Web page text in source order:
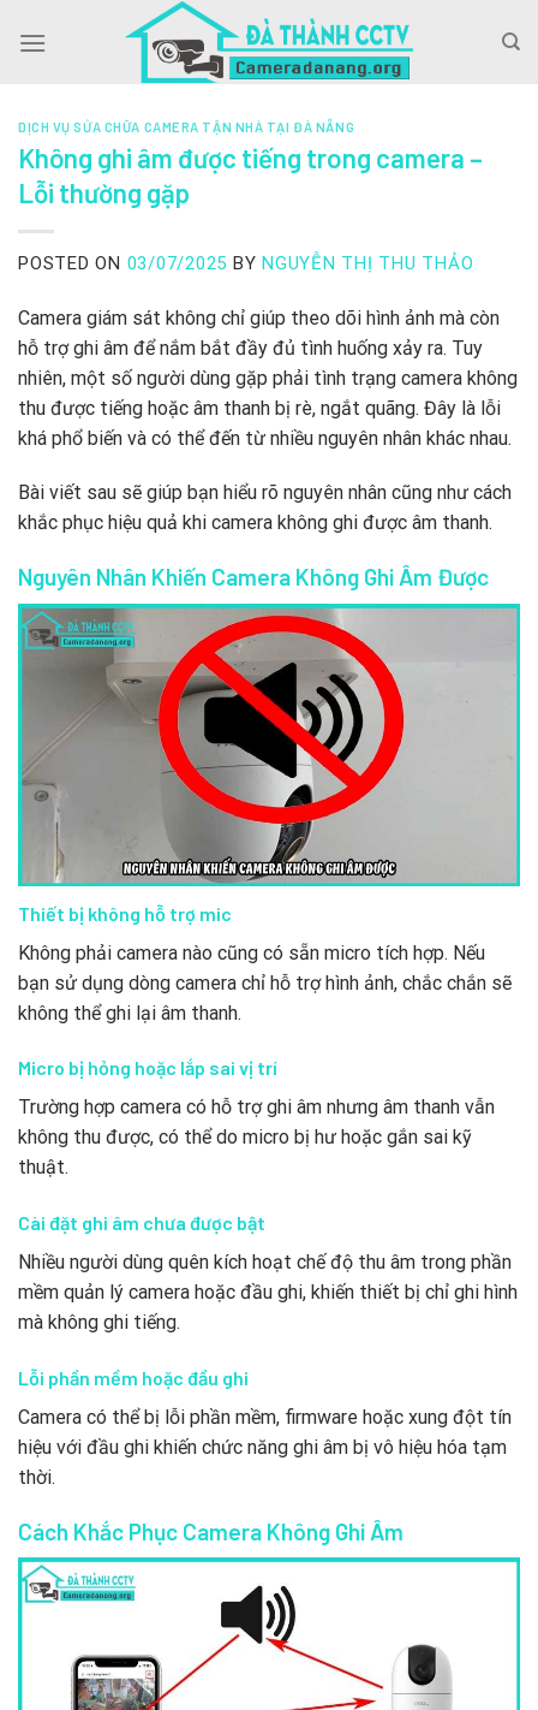
DỊCH VỤ SỬA CHỮA CAMERA TẬN NHÀ TẠI ĐÀ NẴNG
Không ghi âm được tiếng trong camera –
Lỗi thường gặp
POSTED ON 03/07/2025 BY NGUYỄN THỊ THU THẢO
Camera giám sát không chỉ giúp theo dõi hình ảnh mà còn
hỗ trợ ghi âm để nắm bắt đầy đủ tình huống xảy ra. Tuy
nhiên, một số người dùng gặp phải tình trạng camera không
thu được tiếng hoặc âm thanh bị rè, ngắt quãng. Đây là lỗi
khá phổ biến và có thể đến từ nhiều nguyên nhân khác nhau.
Bài viết sau sẽ giúp bạn hiểu rõ nguyên nhân cũng như cách
khắc phục hiệu quả khi camera không ghi được âm thanh.
Nguyên Nhân Khiến Camera Không Ghi Âm Được
Thiết bị không hỗ trợ mic
Không phải camera nào cũng có sẵn micro tích hợp. Nếu
bạn sử dụng dòng camera chỉ hỗ trợ hình ảnh, chắc chắn sẽ
không thể ghi lại âm thanh.
Micro bị hỏng hoặc lắp sai vị trí
Trường hợp camera có hỗ trợ ghi âm nhưng âm thanh vẫn
không thu được, có thể do micro bị hư hoặc gắn sai kỹ
thuật.
Cài đặt ghi âm chưa được bật
Nhiều người dùng quên kích hoạt chế độ thu âm trong phần
mềm quản lý camera hoặc đầu ghi, khiến thiết bị chỉ ghi hình
mà không ghi tiếng.
Lỗi phần mềm hoặc đầu ghi
Camera có thể bị lỗi phần mềm, firmware hoặc xung đột tín
hiệu với đầu ghi khiến chức năng ghi âm bị vô hiệu hóa tạm
thời.
Cách Khắc Phục Camera Không Ghi Âm